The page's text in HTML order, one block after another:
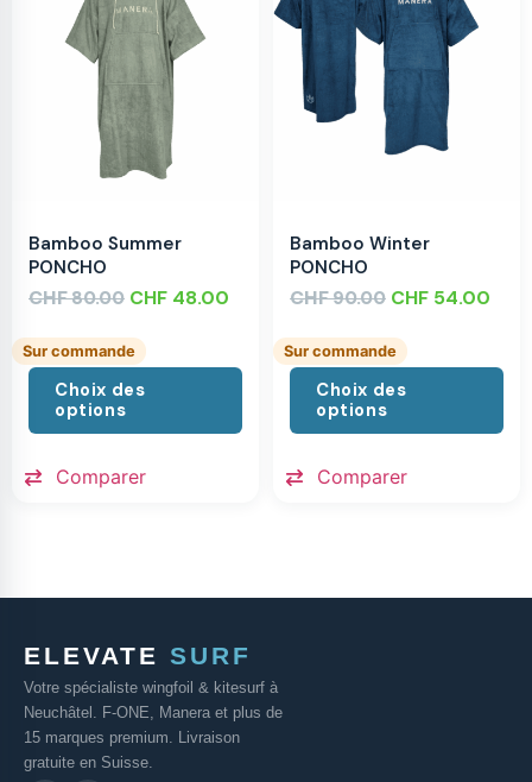
Bamboo Summer
PONCHO
CHF80.00 CHF 48.00
Sur commande
Choix des
options
Comparer
Bamboo Winter
PONCHO
CHF90.00 CHF 54.00
Sur commande
Choix des
options
Comparer
ELEVATE SURF
Votre spécialiste wingfoil & kitesurf à
Neuchâtel. F-ONE, Manera et plus de
15 marques premium. Livraison
gratuite en Suisse.